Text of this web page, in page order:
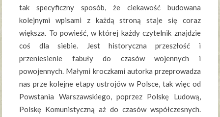
tak specyficzny sposób, że ciekawość budowana
kolejnymi wpisami z każdą stroną staje się coraz
większa. To powieść, w której każdy czytelnik znajdzie
coś dla siebie. Jest historyczna przeszłość i
przeniesienie fabuły do czasów wojennych i
powojennych. Małymi kroczkami autorka przeprowadza
nas prze kolejne etapy ustrojów w Polsce, tak więc od
Powstania Warszawskiego, poprzez Polskę Ludową,
Polskę Komunistyczną aż do czasów współczesnych.